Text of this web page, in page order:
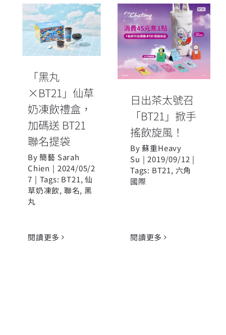
「黑丸
×BT21」仙草
奶凍飲禮盒，
加碼送 BT21
聯名提袋
「黑丸
×BT21」仙草
奶凍飲禮盒，
加碼送 BT21
聯名提袋
By簡藝 Sarah
Chien | 2024/05/2
7 | Tags: BT21,仙
草奶凍飲, 聯名, 黑
丸
閱讀更多
日出茶太號召
「BT21」掀手
搖飲旋風！
日出茶太號召
「BT21」掀手
搖飲旋風！
By蘇重Heavy
Su | 2019/09/12 |
Tags: BT21, 六角
國際
閱讀更多